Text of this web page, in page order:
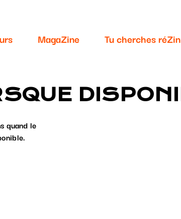
MagaZine Tu cherches
quand le